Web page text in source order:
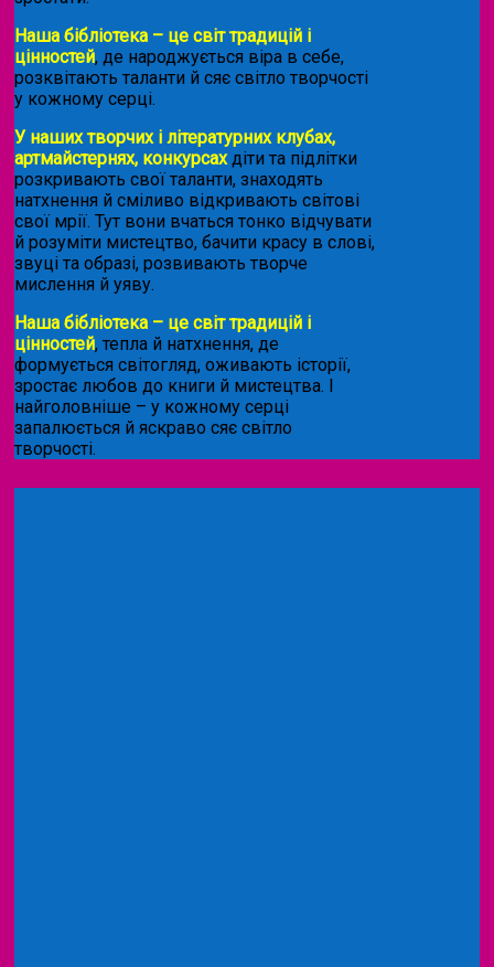
Наша бібліотека – це світ традицій і
цінностей, де народжується віра в себе,
розквітають таланти й сяє світло творчості
у кожному серці.
У наших творчих і літературних клубах,
артмайстернях, конкурсахдіти та підлітки
розкривають свої таланти, знаходять
натхнення й сміливо відкривають світові
свої мрії. Тут вони вчаться тонко відчувати
й розуміти мистецтво, бачити красу в слові,
звуці та образі, розвивають творче
мислення й уяву.
Наша бібліотека – це світ традицій і
цінностей, тепла й натхнення, де
формується світогляд, оживають історії,
зростає любов до книги й мистецтва. І
найголовніше – у кожному серці
запалюється й яскраво сяє світло
творчості.